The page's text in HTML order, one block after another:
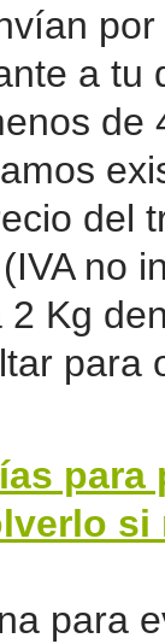
a tu
de
del
no
Kg
para
para
si
para